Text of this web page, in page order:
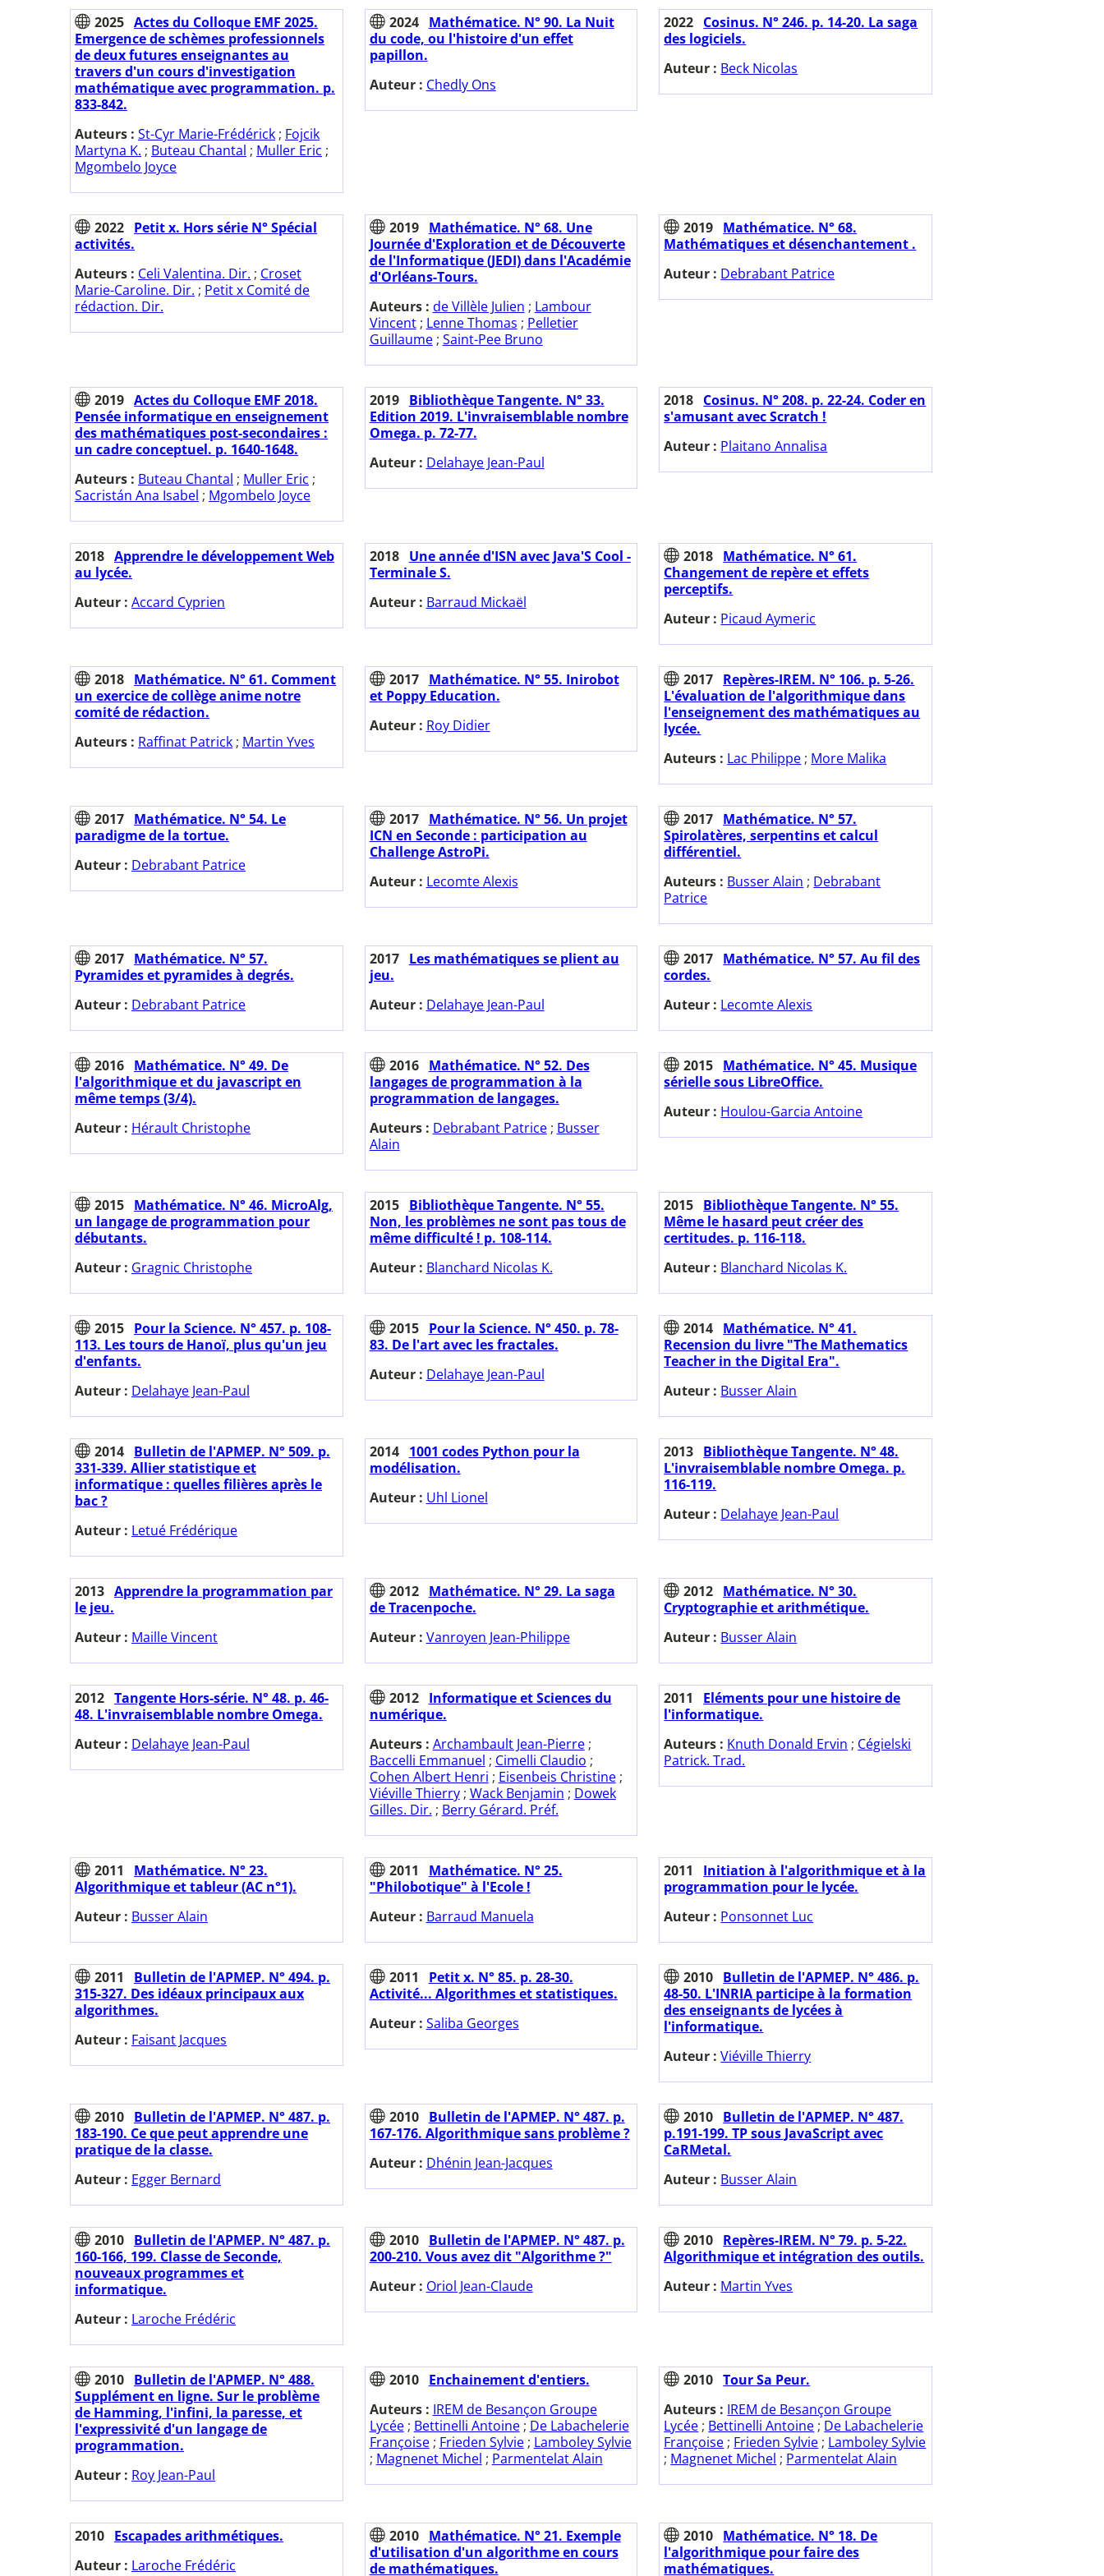
2025 Actes du Colloque EMF 2025.
Emergence de schèmes professionnels
de deux futures enseignantes au
travers d'un cours d'investigation
mathématique avec programmation. p.
833-842.
Auteurs : St-Cyr Marie-Frédérick ; Fojcik
Martyna K. ; Buteau Chantal ; Muller Eric ;
Mgombelo Joyce
2024
Mathématice. N° 90. La Nuit
du code, ou l'histoire d'un effet
papillon.
Auteur : Chedly Ons
2022 Cosinus. N° 246. p. 14-20. La saga
des logiciels.
Auteur : Beck Nicolas
2022 Petit x. Hors série N° Spécial
activités.
Auteurs : Celi Valentina. Dir. ; Croset
Marie-Caroline. Dir. ; Petit x Comité de
rédaction. Dir.
2019
Mathématice. N° 68. Une
Journée d'Exploration et de Découverte
de l'Informatique (JEDI) dans l'Académie
d'Orléans-Tours.
Auteurs : de Villèle Julien ; Lambour
Vincent; Lenne Thomas ; Pelletier
Guillaume; Saint-Pee Bruno
2019 Mathématice. N° 68.
Mathématiques et désenchantement .
Auteur : Debrabant Patrice
2019 Actes du Colloque EMF 2018.
Pensée informatique en enseignement
des mathématiques post-secondaires :
un cadre conceptuel. p. 1640-1648.
Auteurs : Buteau Chantal ; Muller Eric ;
Sacristán Ana Isabel ; Mgombelo Joyce
2019
Bibliothèque Tangente. N° 33.
Edition 2019. L'invraisemblable nombre
Omega. p. 72-77.
Auteur : Delahaye Jean-Paul
2018 Cosinus. N° 208. p. 22-24. Coder en
s'amusant avec Scratch !
Auteur : Plaitano Annalisa
2018 Apprendre le développement Web
au lycée.
Auteur : Accard Cyprien
2018
Une année d'ISN avec Java'S Cool -
Terminale S.
Auteur : Barraud Mickaël
2018 Mathématice. N° 61.
Changement de repère et effets
perceptifs.
Auteur : Picaud Aymeric
2018 Mathématice. N° 61. Comment
un exercice de collège anime notre
comité de rédaction.
Auteurs : Raffinat Patrick ; Martin Yves
2017
Mathématice. N° 55. Inirobot
et Poppy Education.
Auteur : Roy Didier
2017 Repères-IREM. N° 106. p. 5-26.
L'évaluation de l'algorithmique dans
l'enseignement des mathématiques au
lycée.
Auteurs : Lac Philippe ; More Malika
2017 Mathématice. N° 54. Le
paradigme de la tortue.
Auteur : Debrabant Patrice
2017
Mathématice. N° 56. Un projet
ICN en Seconde : participation au
Challenge AstroPi.
Auteur : Lecomte Alexis
2017 Mathématice. N° 57.
Spirolatères, serpentins et calcul
différentiel.
Auteurs : Busser Alain ; Debrabant
Patrice
2017 Mathématice. N° 57.
Pyramides et pyramides à degrés.
Auteur : Debrabant Patrice
2017
Les mathématiques se plient au
jeu.
Auteur : Delahaye Jean-Paul
2017 Mathématice. N° 57. Au fil des
cordes.
Auteur : Lecomte Alexis
2016 Mathématice. N° 49. De
l'algorithmique et du javascript en
même temps (3/4).
Auteur : Hérault Christophe
2016
Mathématice. N° 52. Des
langages de programmation à la
programmation de langages.
Auteurs : Debrabant Patrice; Busser
Alain
2015 Mathématice. N° 45. Musique
sérielle sous LibreOffice.
Auteur : Houlou-Garcia Antoine
2015 Mathématice. N° 46. MicroAlg,
un langage de programmation pour
débutants.
Auteur : Gragnic Christophe
2015
Bibliothèque Tangente. N° 55.
Non, les problèmes ne sont pas tous de
même difficulté ! p. 108-114.
Auteur : Blanchard Nicolas K.
2015 Bibliothèque Tangente. N° 55.
Même le hasard peut créer des
certitudes. p. 116-118.
Auteur : Blanchard Nicolas K.
2015 Pour la Science. N° 457. p. 108-
113. Les tours de Hanoï, plus qu'un jeu
d'enfants.
Auteur : Delahaye Jean-Paul
2015
Pour la Science. N° 450. p. 78-
83. De l'art avec les fractales.
Auteur : Delahaye Jean-Paul
2014 Mathématice. N° 41.
Recension du livre "The Mathematics
Teacher in the Digital Era".
Auteur : Busser Alain
2014 Bulletin de l'APMEP. N° 509. p.
331-339. Allier statistique et
informatique : quelles filières après le
bac ?
Auteur : Letué Frédérique
2014
1001 codes Python pour la
modélisation.
Auteur : Uhl Lionel
2013 Bibliothèque Tangente. N° 48.
L'invraisemblable nombre Omega. p.
116-119.
Auteur : Delahaye Jean-Paul
2013 Apprendre la programmation par
le jeu.
Auteur : Maille Vincent
2012
Mathématice. N° 29. La saga
de Tracenpoche.
Auteur : Vanroyen Jean-Philippe
2012 Mathématice. N° 30.
Cryptographie et arithmétique.
Auteur : Busser Alain
2012 Tangente Hors-série. N° 48. p. 46-
48. L'invraisemblable nombre Omega.
Auteur : Delahaye Jean-Paul
2012
Informatique et Sciences du
numérique.
Auteurs : Archambault Jean-Pierre;
Baccelli Emmanuel ; Cimelli Claudio ;
Cohen Albert Henri ; Eisenbeis Christine;
Viéville Thierry; Wack Benjamin ; Dowek
Gilles. Dir. ; Berry Gérard. Préf.
2011
Eléments pour une histoire de
l'informatique.
Auteurs : Knuth Donald Ervin ; Cégielski
Patrick. Trad.
2011
Mathématice. N° 23.
Algorithmique et tableur (AC n°1).
Auteur : Busser Alain
2011
Mathématice. N° 25.
"Philobotique" à l'Ecole !
Auteur : Barraud Manuela
2011
Initiation à l'algorithmique et à la
programmation pour le lycée.
Auteur : Ponsonnet Luc
2011
Bulletin de l'APMEP. N° 494. p.
315-327. Des idéaux principaux aux
algorithmes.
Auteur : Faisant Jacques
2011
Petit x. N° 85. p. 28-30.
Activité... Algorithmes et statistiques.
Auteur : Saliba Georges
2010 Bulletin de l'APMEP. N° 486. p.
48-50. L'INRIA participe à la formation
des enseignants de lycées à
l'informatique.
Auteur :Viéville Thierry
2010 Bulletin de l'APMEP. N° 487. p.
183-190. Ce que peut apprendre une
pratique de la classe.
Auteur : Egger Bernard
2010
Bulletin de l'APMEP. N° 487. p.
167-176. Algorithmique sans problème ?
Auteur : Dhénin Jean-Jacques
2010 Bulletin de l'APMEP. N° 487.
p.191-199. TP sous JavaScript avec
CaRMetal.
Auteur : Busser Alain
2010 Bulletin de l'APMEP. N° 487. p.
160-166, 199. Classe de Seconde,
nouveaux programmes et
informatique.
Auteur : Laroche Frédéric
2010
Bulletin de l'APMEP. N° 487. p.
200-210. Vous avez dit "Algorithme ?"
Auteur : Oriol Jean-Claude
2010 Repères-IREM. N° 79. p. 5-22.
Algorithmique et intégration des outils.
Auteur : Martin Yves
2010 Bulletin de l'APMEP. N° 488.
Supplément en ligne. Sur le problème
de Hamming, l'infini, la paresse, et
l'expressivité d'un langage de
programmation.
Auteur : Roy Jean-Paul
2010
Enchainement d'entiers.
Auteurs : IREM de Besançon Groupe
Lycée; Bettinelli Antoine; De Labachelerie
Françoise; Frieden Sylvie; Lamboley Sylvie
; Magnenet Michel ; Parmentelat Alain
2010 Tour Sa Peur.
Auteurs : IREM de Besançon Groupe
Lycée ; Bettinelli Antoine ; De Labachelerie
Françoise ; Frieden Sylvie ; Lamboley Sylvie
; Magnenet Michel ; Parmentelat Alain
2010 Escapades arithmétiques.
Auteur : Laroche Frédéric
2010
Mathématice. N° 21. Exemple
d'utilisation d'un algorithme en cours
de mathématiques.
2010 Mathématice. N° 18. De
l'algorithmique pour faire des
mathématiques.